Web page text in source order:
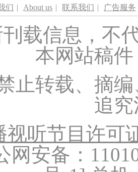
们 | About us | 联系我们 | 广告服务
载信息，不
本网站稿
止转载、摘
追
视听节目许可
网安备：